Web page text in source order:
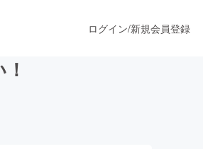
ログイン/新規会員登録